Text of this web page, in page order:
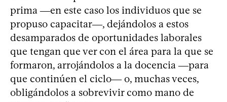
prima ―en este caso los individuos que se
propuso capacitar―, dejándolos a estos
desamparados de oportunidades laborales
que tengan que ver con el área para la que se
formaron, arrojándolos a la docencia ―para
que continúen el ciclo― o, muchas veces,
obligándolos a sobrevivir como mano de